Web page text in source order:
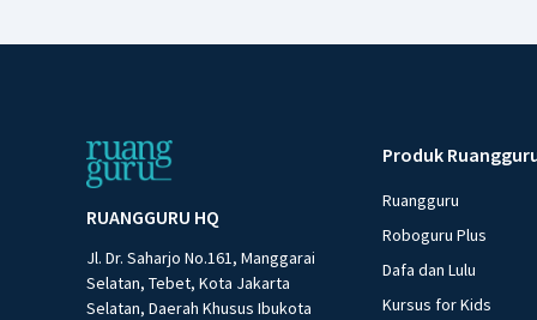
RUANGGURU HQ
Jl. Dr. Saharjo No.161, Manggarai
Selatan, Tebet, Kota Jakarta
Selatan, Daerah Khusus Ibukota
Produk
Ruangguru
Roboguru Plus
Dafa dan Lulu
Kursus for Kids